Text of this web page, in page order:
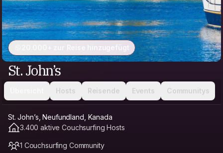
20.000+ zur Reise hinzugefügt
St. John’s
Hosts Reisende Events Communitys
St. John’s, Neufundland, Kanada
3.400 aktive Couchsurfing Hosts
1 Couchsurfing Community